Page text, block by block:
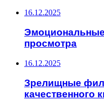
16.12.2025
просмотра
16.12.2025
Зрелищные
качественного